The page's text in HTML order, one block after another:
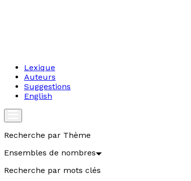
Lexique
Auteurs
Suggestions
English
Recherche par Thème
Ensembles de nombres
Recherche par mots clés